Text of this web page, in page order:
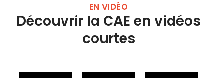
EN VIDÉO
Découvrir la CAE en vidéos
courtes